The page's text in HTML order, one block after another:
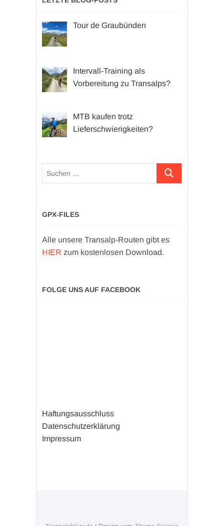
Tour de Graubünden
Intervall-Training als
Vorbereitung zu Transalps?
MTB kaufen trotz
Lieferschwierigkeiten?
Suchen …
GPX-FILES
Alle unsere Transalp-Routen gibt es
HIER zum kostenlosen Download.
FOLGE UNS AUF FACEBOOK
Haftungsausschluss
Datenschutzerklärung
Impressum